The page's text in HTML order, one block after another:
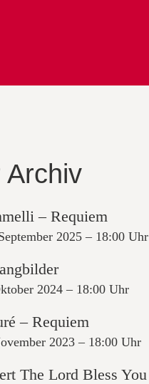
Archiv
– Requiem
2025 – 18:00 Uhr
2024 – 18:00 Uhr
– Requiem
2023 – 18:00 Uhr
The Lord Bless You